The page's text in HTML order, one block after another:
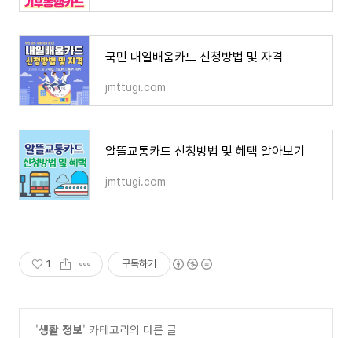
국민 내일배움카드 신청방법 및 자격
jmttugi.com
알뜰교통카드 신청방법 및 혜택 알아보기
jmttugi.com
1 구독하기
'생활 정보' 카테고리의 다른 글